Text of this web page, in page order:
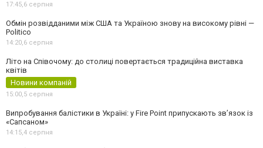
17:45,6 серпня
Обмін розвідданими між США та Україною знову на високому рівні —
Politico
14:20,6 серпня
Літо на Співочому: до столиці повертається традиційна виставка
квітів
Новини компаній
15:00,5 серпня
Випробування балістики в Україні: у Fire Point припускають зв’язок із
«Сапсаном»
14:15,4 серпня